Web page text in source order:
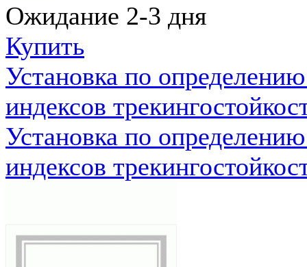
Ожидание 2-3 дня
Купить
Установка по
индексов
Установка по
индексов